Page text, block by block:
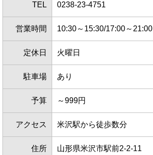
TEL 0238-23-4751
営業時間 10:30～15:30/17:00～21:00
定休日 火曜日
駐車場 あり
予算 ～999円
アクセス 米沢駅から徒歩数分
住所 山形県米沢市駅前2-2-11